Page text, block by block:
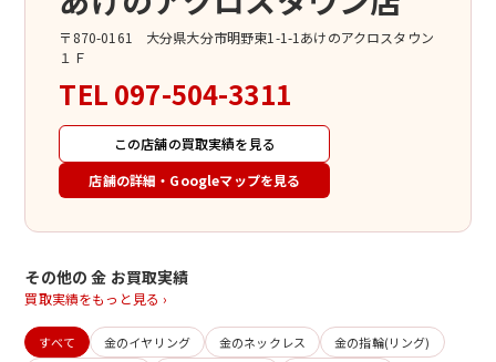
〒870-0161 大分県大分市明野東1-1-1あけのアクロスタウン
１Ｆ
TEL 097-504-3311
この店舗の買取実績を見る
店舗の詳細・Googleマップを見る
その他の 金 お買取実績
買取実績をもっと見る ›
すべて 金のイヤリング 金のネックレス
金の指輪(リング)